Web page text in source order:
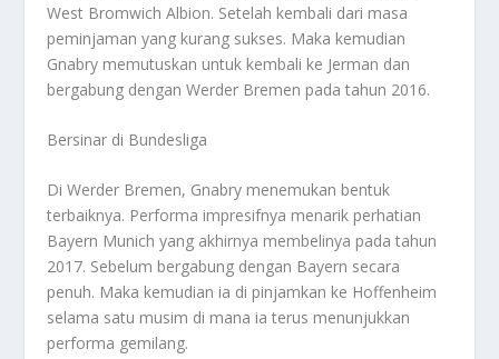
West Bromwich Albion. Setelah kembali dari masa
peminjaman yang kurang sukses. Maka kemudian
Gnabry memutuskan untuk kembali ke Jerman dan
bergabung dengan Werder Bremen pada tahun 2016.
Bersinar di Bundesliga
Di Werder Bremen, Gnabry menemukan bentuk
terbaiknya. Performa impresifnya menarik perhatian
Bayern Munich yang akhirnya membelinya pada tahun
2017. Sebelum bergabung dengan Bayern secara
penuh. Maka kemudian ia di pinjamkan ke Hoffenheim
selama satu musim di mana ia terus menunjukkan
performa gemilang.